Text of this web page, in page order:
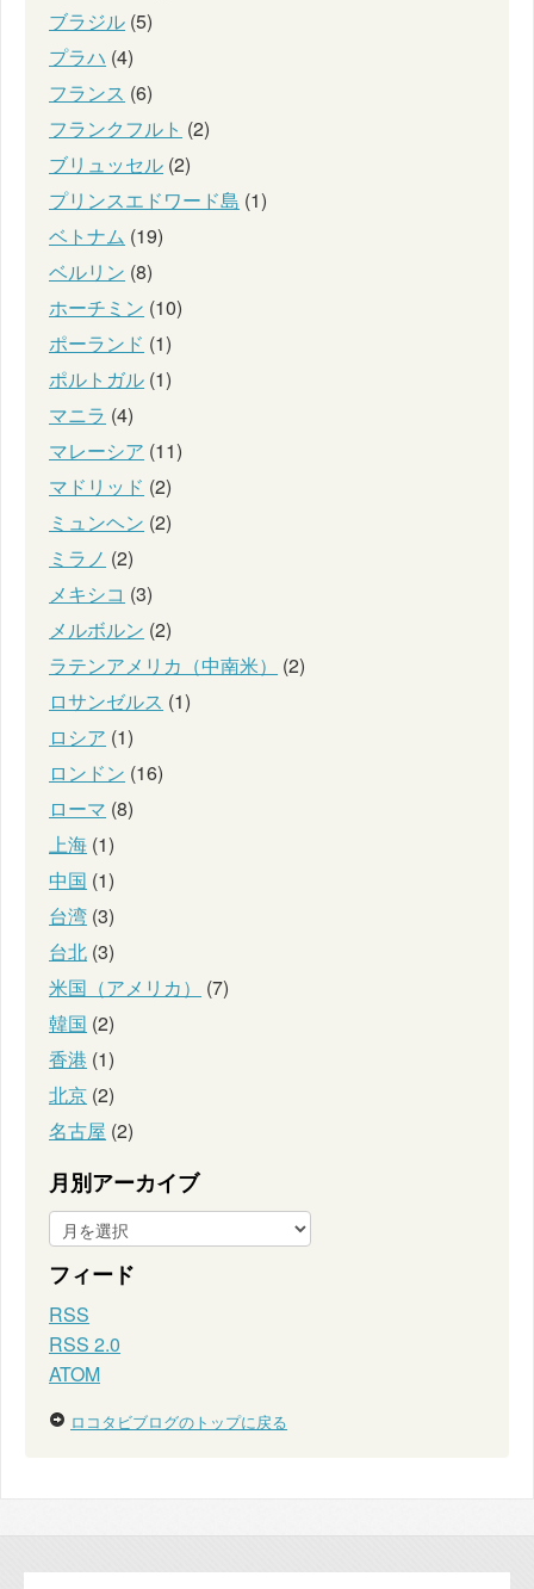
ブラジル (5)
プラハ (4)
フランス (6)
フランクフルト (2)
ブリュッセル (2)
プリンスエドワード島 (1)
ベトナム (19)
ベルリン (8)
ホーチミン (10)
ポーランド (1)
ポルトガル (1)
マニラ (4)
マレーシア (11)
マドリッド (2)
ミュンヘン (2)
ミラノ (2)
メキシコ (3)
メルボルン (2)
ラテンアメリカ（中南米）
(2)
ロサンゼルス (1)
ロシア (1)
ロンドン (16)
ローマ (8)
上海 (1)
中国 (1)
台湾 (3)
台北 (3)
米国（アメリカ）
(7)
韓国 (2)
香港 (1)
北京 (2)
名古屋 (2)
月別アーカイブ
フィード
RSS
RSS 2.0
ATOM
ロコタビブログのトップに戻る